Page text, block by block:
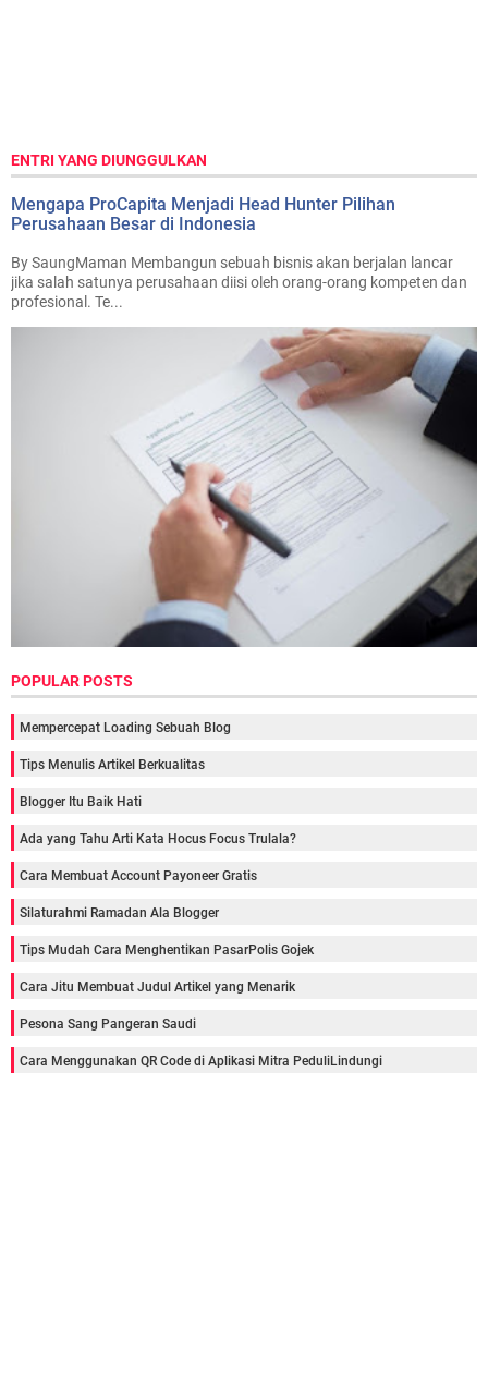
ENTRI YANG DIUNGGULKAN
Mengapa ProCapita Menjadi Head Hunter Pilihan
Perusahaan Besar di Indonesia
By SaungMaman Membangun sebuah bisnis akan berjalan lancar
jika salah satunya perusahaan diisi oleh orang-orang kompeten dan
profesional. Te...
POPULAR POSTS
Mempercepat Loading Sebuah Blog
Tips Menulis Artikel Berkualitas
Blogger Itu Baik Hati
Ada yang Tahu Arti Kata Hocus Focus Trulala?
Cara Membuat Account Payoneer Gratis
Silaturahmi Ramadan Ala Blogger
Tips Mudah Cara Menghentikan PasarPolis Gojek
Cara Jitu Membuat Judul Artikel yang Menarik
Pesona Sang Pangeran Saudi
Cara Menggunakan QR Code di Aplikasi Mitra PeduliLindungi